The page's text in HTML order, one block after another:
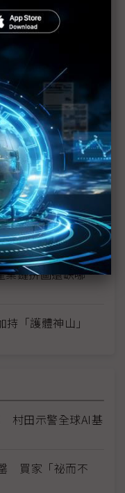
發科打造GenAI
國神山
變化、台灣可以做
人要做
神山「登山口」
鏈拼圖還缺哪一
「護體神山」
村田示警全球AI基
買家「祕而不